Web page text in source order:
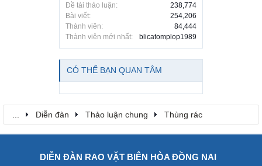
Đề tài thảo luận:
238,774
Bài viết:
254,206
Thành viên:
84,444
Thành viên mới nhất:
blicatomplop1989
CÓ THỂ BẠN QUAN TÂM
Diễn đàn Thảo luận chung Thùng rác
DIỄN ĐÀN RAO VẶT BIÊN HÒA ĐỒNG NAI